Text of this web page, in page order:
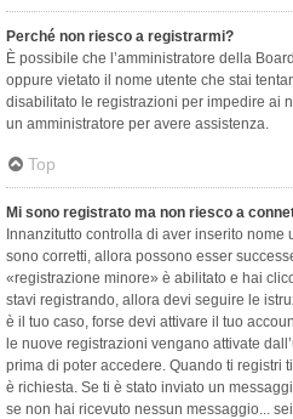
Perché non riesco a registrarmi?
È possibile che l’amministratore della
oppure vietato il nome utente che stai
disabilitato le registrazioni per impedire ai
un amministratore per avere assistenza.
Top
Mi sono registrato ma non riesco a
Innanzitutto controlla di aver inserito nome
sono corretti, allora possono esser
«registrazione minore» è abilitato e hai
stavi registrando, allora devi seguire le
è il tuo caso, forse devi attivare il tuo
le nuove registrazioni vengano attivate
prima di poter accedere. Quando ti registri
è richiesta. Se ti è stato inviato un
se non hai ricevuto nessun messaggio...